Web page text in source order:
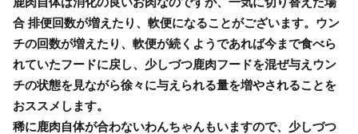
合 排便回数が増えたり、軟便になることがございます。ウン
チの回数が増えたり、軟便が続くようであれば今まで食べら
れていたフードに戻し、少しづつ鹿肉フードを混ぜ与えウン
チの状態を見ながら徐々に与えられる量を増やされることを
おススメします。
稀に鹿肉自体が合わないわんちゃんもいますので、少しづつ